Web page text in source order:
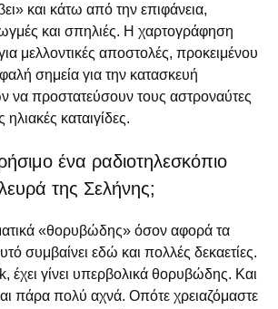
και κάτω από την επιφάνεια,
και σπηλιές. Η χαρτογράφηση
μελλοντικές αποστολές, προκειμένου
σημεία για την κατασκευή
να προστατεύσουν τους αστροναύτες
ηλιακές καταιγίδες.
ένα ραδιοτηλεσκόπιο
της Σελήνης;
«θορυβώδης» όσον αφορά τα
συμβαίνει εδώ και πολλές δεκαετίες.
γίνει υπερβολικά θορυβώδης. Και
πάρα πολύ αχνά. Οπότε χρειαζόμαστε